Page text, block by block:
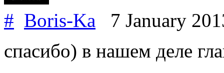
# Boris-Ka 7 January
спасибо) в нашем деле